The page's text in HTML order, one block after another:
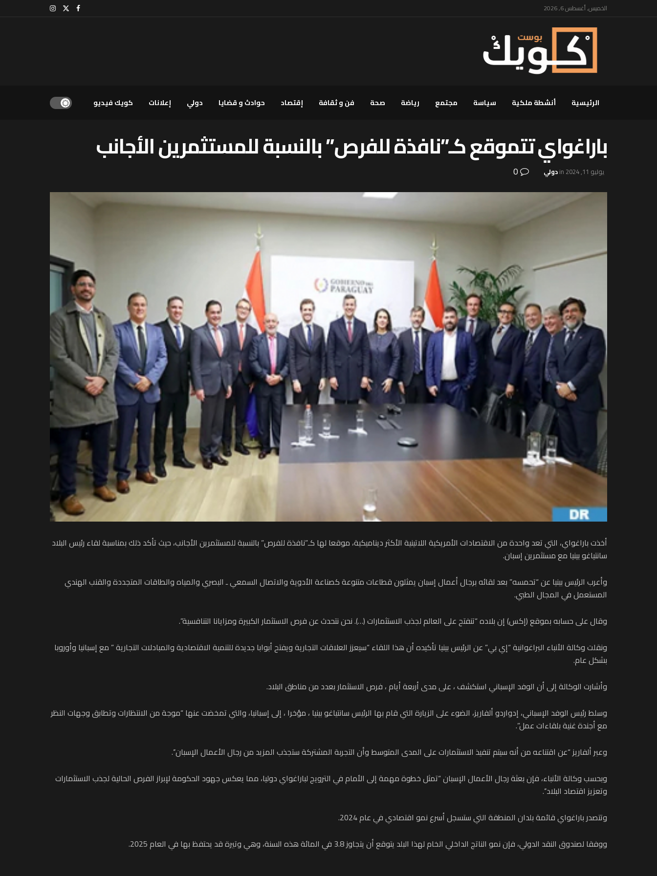
الخميس, أغسطس 6, 2026
الرئيسية أنشطة ملكية سياسة مجتمع رياضة صحة فن و ثقافة إقتصاد حوادث و قضايا دولي إعلانات كويك فيديو
باراغواي تتموقع كـ”نافذة للفرص” بالنسبة للمستثمرين الأجانب
يوليو 11, 2024 inدولي
أخذت باراغواي، التي تعد واحدة من الاقتصادات الأمريكية اللاتينية الأكثر ديناميكية، موقعا لها كـ”نافذة للفرص” بالنسبة للمستثمرين الأجانب، حيث تأكد ذلك بمناسبة لقاء رئيس البلاد
سانتياغو بينيا مع مستثمرين إسبان.
وأعرب الرئيس بينيا عن “تحمسه” بعد لقائه برجال أعمال إسبان يمثلون قطاعات متنوعة كصناعة الأدوية والاتصال السمعي ـ البصري والمياه والطاقات المتجددة والقنب الهندي
المستعمل في المجال الطبي.
وقال على حسابه بموقع (إكس) إن بلاده “تنفتح على العالم لجذب الاستثمارات (…). نحن نتحدث عن فرص الاستثمار الكبيرة ومزايانا التنافسية”.
ونقلت وكالة الأنباء البراغوانية “إي بي” عن الرئيس بينيا تأكيده أن هذا اللقاء “سيعزز العلاقات التجارية ويفتح أبوابا جديدة للتنمية الاقتصادية والمبادلات التجارية ” مع إسبانيا وأوروبا
بشكل عام.
وأشارت الوكالة إلى أن الوفد الإسباني استكشف ، على مدى أربعة أيام ، فرص الاستثمار بعدد من مناطق البلاد.
وسلط رئيس الوفد الإسباني، إدواردو ألفاريز، الضوء على الزيارة التي قام بها الرئيس سانتياغو بينيا ، مؤخرا ، إلى إسبانيا، والتي تمخضت عنها “موجة من الانتظارات وتطابق وجهات النظر
مع أجندة غنية بلقاءات عمل”.
وعبر ألفاريز “عن اقتناعه من أنه سيتم تنفيذ الاستثمارات على المدى المتوسط وأن التجربة المشتركة ستجذب المزيد من رجال الأعمال الإسبان’’.
وبحسب وكالة الأنباء، فإن بعثة رجال الأعمال الإسبان “تمثل خطوة مهمة إلى الأمام في الترويج لباراغواي دوليا، مما يعكس جهود الحكومة لإبراز الفرص الحالية لجذب الاستثمارات
وتعزيز اقتصاد البلاد’’.
وتتصدر باراغواي قائمة بلدان المنطقة التي ستسجل أسرع نمو اقتصادي في عام 2024.
ووفقا لصندوق النقد الدولي، فإن نمو الناتج الداخلي الخام لهذا البلد يتوقع أن يتجاوز 3.8 في المائة هذه السنة، وهي وتيرة قد يحتفظ بها في العام 2025.